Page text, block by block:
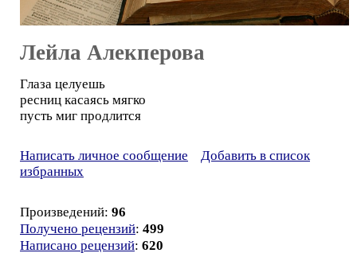
Лейла Алекперова
Глаза целуешь
ресниц касаясь мягко
пусть миг продлится
Написать личное сообщение
Добавить в список
избранных
Произведений: 96
Получено рецензий: 499
Написано рецензий: 620